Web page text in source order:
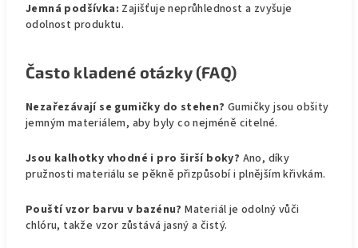
Jemná podšívka: Zajišťuje neprůhlednost a zvyšuje
odolnost produktu.
Často kladené otázky (FAQ)
Nezařezávají se gumičky do stehen? Gumičky jsou obšity
jemným materiálem, aby byly co nejméně citelné.
Jsou kalhotky vhodné i pro širší boky? Ano, díky
pružnosti materiálu se pěkně přizpůsobí i plnějším křivkám.
Pouští vzor barvu v bazénu?Materiál je odolný vůči
chlóru, takže vzor zůstává jasný a čistý.